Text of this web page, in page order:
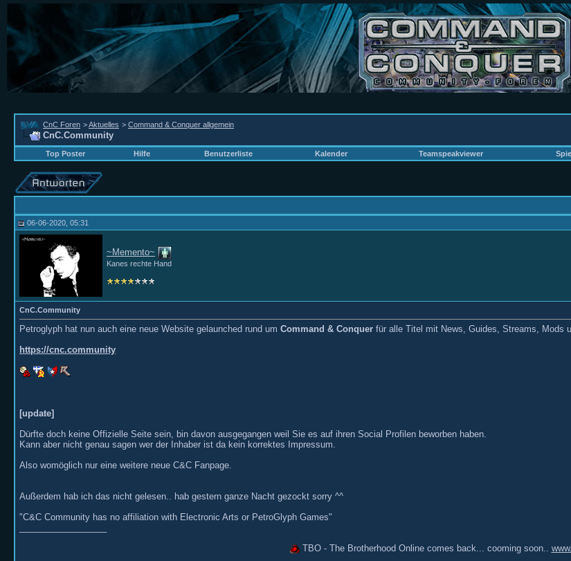
CnC Foren >Aktuelles > Command & Conquer allgemein
CnC.Community
Top Poster
Hilfe Benutzerliste Kalender Teamspeakviewer
06-06-2020, 05:31
~Memento~
Kanes rechte Hand
CnC.Community
Petroglyph hat nun auch eine neue Website gelaunched rund um Command & Conquer für alle Titel mit News, Guides, Streams, Mods
https://cnc.community
[update]
Dürfte doch keine Offizielle Seite sein, bin davon ausgegangen weil Sie es auf ihren Social Profilen beworben haben.
Kann aber nicht genau sagen wer der Inhaber ist da kein korrektes Impressum.
Also womöglich nur eine weitere neue C&C Fanpage.
Außerdem hab ich das nicht gelesen.. hab gestern ganze Nacht gezockt sorry ^^
"C&C Community has no affiliation with Electronic Arts or PetroGlyph Games"
TBO - The Brotherhood Online comes back... cooming soon..